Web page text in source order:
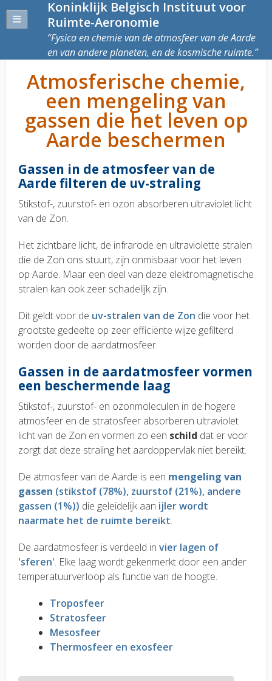
Koninklijk Belgisch Instituut voor
Ruimte-Aeronomie
Fysica en chemie van de atmosfeer van de Aarde
en van andere planeten, en de kosmische ruimte.
Atmosferische chemie,
een mengeling van
gassen die het leven op
Aarde beschermen
Gassen in de atmosfeer van de
Aarde filteren de uv-straling
Stikstof-, zuurstof- en ozon absorberen ultraviolet licht
van de Zon.
Het zichtbare licht, de infrarode en ultraviolette stralen
die de Zon ons stuurt, zijn onmisbaar voor het leven
op Aarde. Maar een deel van deze elektromagnetische
stralen kan ook zeer schadelijk zijn.
Dit geldt voor de uv-stralen van de Zon die voor het
grootste gedeelte op zeer efficiënte wijze gefilterd
worden door de aardatmosfeer.
Gassen in de aardatmosfeer vormen
een beschermende laag
Stikstof-, zuurstof- en ozonmoleculen in de hogere
atmosfeer en de stratosfeer absorberen ultraviolet
licht van de Zon en vormen zo een schild dat er voor
zorgt dat deze straling het aardoppervlak niet bereikt.
De atmosfeer van de Aarde is een mengeling van
gassen (stikstof (78%), zuurstof (21%), andere
gassen (1%)) die geleidelijk aan ijler wordt
naarmate het de ruimte bereikt.
De aardatmosfeer is verdeeld in vier lagen of
'sferen'. Elke laag wordt gekenmerkt door een ander
temperatuurverloop als functie van de hoogte.
Troposfeer
Stratosfeer
Mesosfeer
Thermosfeer en exosfeer